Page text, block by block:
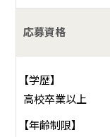
応募資格
【学歴】
高校卒業以上
【年齢制限】